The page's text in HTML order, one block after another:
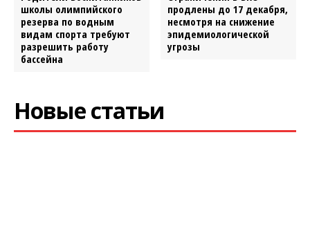
школы олимпийского
резерва по водным
видам спорта требуют
разрешить работу
бассейна
продлены до 17 декабря,
несмотря на снижение
эпидемиологической
угрозы
Новые статьи